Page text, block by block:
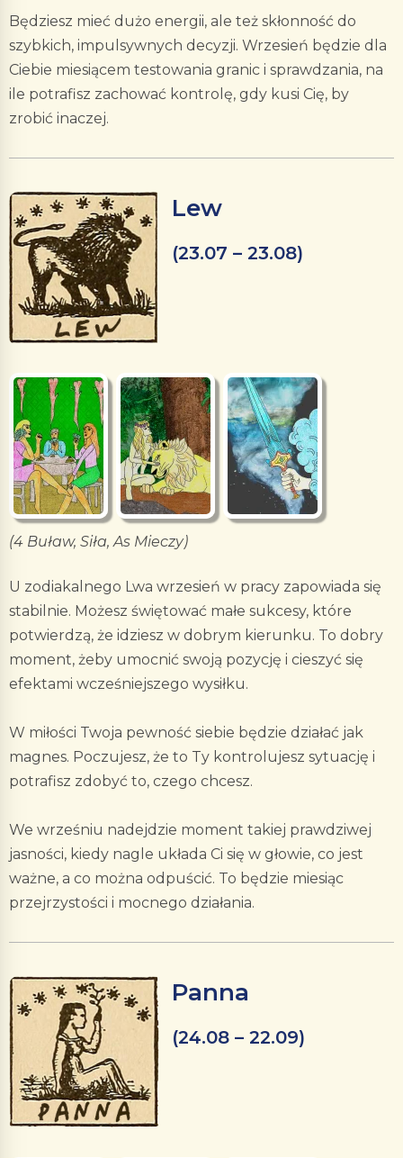
Będziesz mieć dużo energii, ale też skłonność do
szybkich, impulsywnych decyzji. Wrzesień będzie dla
Ciebie miesiącem testowania granic i sprawdzania, na
ile potrafisz zachować kontrolę, gdy kusi Cię, by
zrobić inaczej.
Lew
(23.07 – 23.08)
(4 Buław, Siła, As Mieczy)
U zodiakalnego Lwa wrzesień w pracy zapowiada się
stabilnie. Możesz świętować małe sukcesy, które
potwierdzą, że idziesz w dobrym kierunku. To dobry
moment, żeby umocnić swoją pozycję i cieszyć się
efektami wcześniejszego wysiłku.
W miłości Twoja pewność siebie będzie działać jak
magnes. Poczujesz, że to Ty kontrolujesz sytuację i
potrafisz zdobyć to, czego chcesz.
We wrześniu nadejdzie moment takiej prawdziwej
jasności, kiedy nagle układa Ci się w głowie, co jest
ważne, a co można odpuścić. To będzie miesiąc
przejrzystości i mocnego działania.
Panna
(24.08 – 22.09)